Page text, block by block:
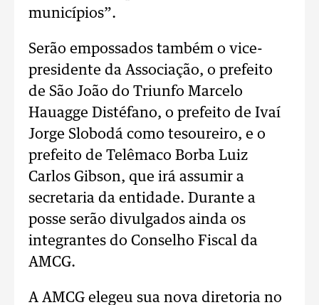
municípios”.
Serão empossados também o vice-
presidente da Associação, o prefeito
de São João do Triunfo Marcelo
Hauagge Distéfano, o prefeito de Ivaí
Jorge Slobodá como tesoureiro, e o
prefeito de Telêmaco Borba Luiz
Carlos Gibson, que irá assumir a
secretaria da entidade. Durante a
posse serão divulgados ainda os
integrantes do Conselho Fiscal da
AMCG.
A AMCG elegeu sua nova diretoria no